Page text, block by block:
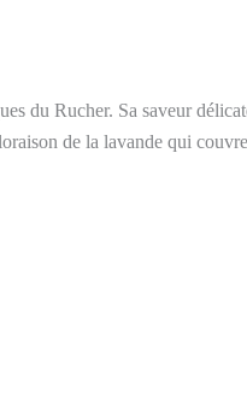
du Rucher. Sa saveur
de la lavande qui